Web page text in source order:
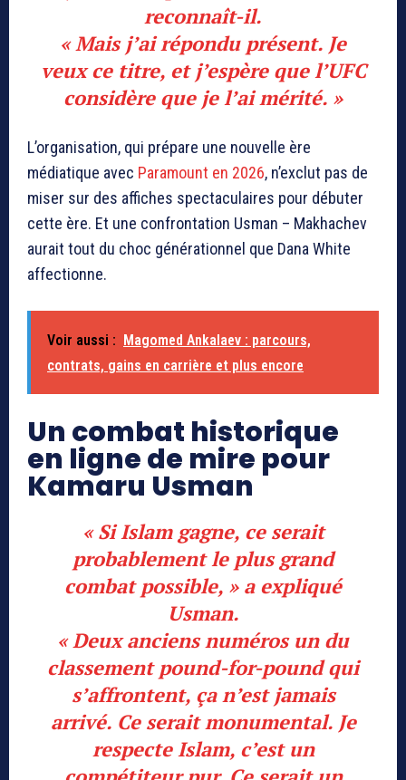
reconnaît-il.
« Mais j’ai répondu présent. Je
veux ce titre, et j’espère que l’UFC
considère que je l’ai mérité. »
L’organisation, qui prépare une nouvelle ère
médiatique avec Paramount en 2026, n’exclut pas de
miser sur des affiches spectaculaires pour débuter
cette ère. Et une confrontation Usman – Makhachev
aurait tout du choc générationnel que Dana White
affectionne.
Voir aussi : Magomed Ankalaev : parcours,
contrats, gains en carrière et plus encore
Un combat historique
en ligne de mire pour
Kamaru Usman
« Si Islam gagne, ce serait
probablement le plus grand
combat possible, » a expliqué
Usman.
« Deux anciens numéros un du
classement pound-for-pound qui
s’affrontent, ça n’est jamais
arrivé. Ce serait monumental. Je
respecte Islam, c’est un